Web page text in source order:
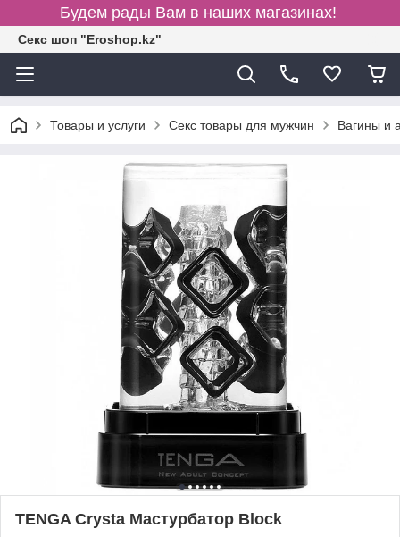
Будем рады Вам в наших магазинах!
Секс шоп "Eroshop.kz"
Товары и услуги Секс товары для мужчин Вагины и
TENGA Crysta Мастурбатор Block